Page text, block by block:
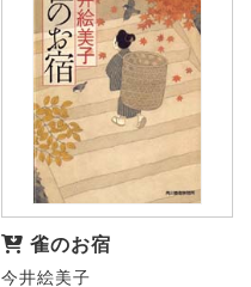
雀のお宿
今井絵美子